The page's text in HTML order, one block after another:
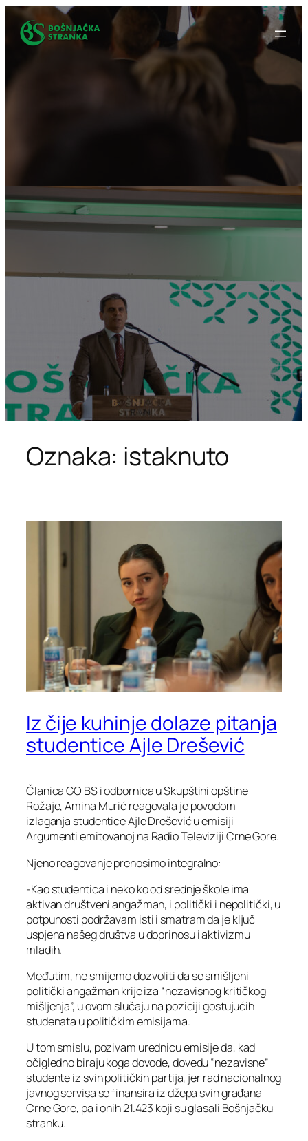
Idi
sadržaj
Oznaka: istaknuto
Iz čije kuhinje dolaze pitanja
studentice Ajle Drešević
Članica GO BS i odbornica u Skupštini opštine
Rožaje, Amina Murić reagovala je povodom
izlaganja studentice Ajle Drešević u emisiji
Argumenti emitovanoj na Radio Televiziji Crne Gore.
Njeno reagovanje prenosimo integralno:
-Kao studentica i neko ko od srednje škole ima
aktivan društveni angažman, i politički i nepolitički, u
potpunosti podržavam isti i smatram da je ključ
uspjeha našeg društva u doprinosu i aktivizmu
mladih.
Međutim, ne smijemo dozvoliti da se smišljeni
politički angažman krije iza “nezavisnog kritičkog
mišljenja”, u ovom slučaju na poziciji gostujućih
studenata u političkim emisijama.
U tom smislu, pozivam urednicu emisije da, kad
očigledno biraju koga dovode, dovedu “nezavisne”
studente iz svih političkih partija, jer rad nacionalnog
javnog servisa se finansira iz džepa svih građana
Crne Gore, pa i onih 21.423 koji su glasali Bošnjačku
stranku.